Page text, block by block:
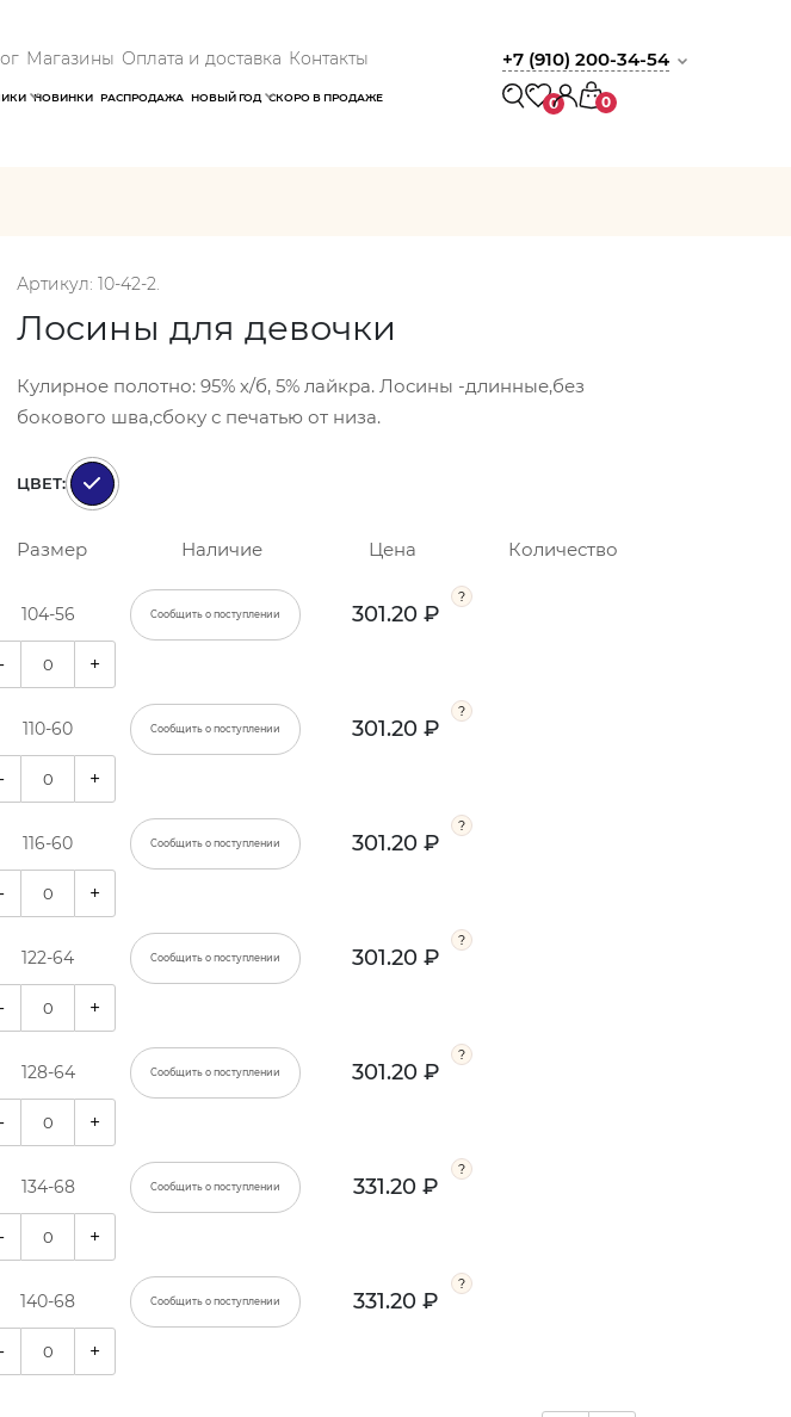
Магазины Оплата и доставка Контакты
НОВИНКИ РАСПРОДАЖА НОВЫЙ ГОД СКОРО В ПРОДАЖЕ
+7 (910) 200-34-54
0 0
Артикул: 10-42-2.
Лосины для девочки
Кулирное полотно: 95% х/б, 5% лайкра. Лосины -длинные,без
бокового шва,сбоку с печатью от низа.
ЦВЕТ:
Размер Наличие Цена Количество
104-56 Сообщить о поступлении 301.20 ₽
- +
110-60 Сообщить о поступлении 301.20 ₽
- +
116-60 Сообщить о поступлении 301.20 ₽
- +
122-64 Сообщить о поступлении 301.20 ₽
- +
128-64 Сообщить о поступлении 301.20 ₽
- +
134-68 Сообщить о поступлении 331.20 ₽
- +
140-68 Сообщить о поступлении 331.20 ₽
- +